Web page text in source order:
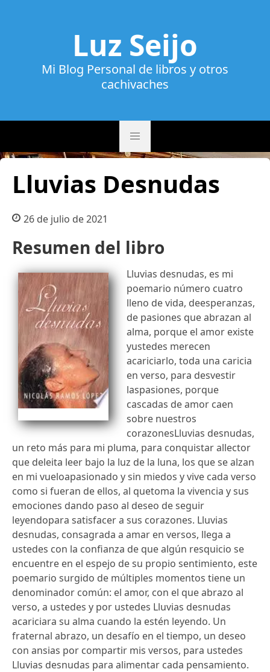
Luz Seijo
Mi Blog Personal de libros y otros
cachivaches
Lluvias Desnudas
26 de julio de 2021
Resumen del libro
Lluvias desnudas, es mi
poemario número cuatro
lleno de vida, deesperanzas,
de pasiones que abrazan al
alma, porque el amor existe
yustedes merecen
acariciarlo, toda una caricia
en verso, para desvestir
laspasiones, porque
cascadas de amor caen
sobre nuestros
corazonesLluvias desnudas,
un reto más para mi pluma, para conquistar allector
que deleita leer bajo la luz de la luna, los que se alzan
en mi vueloapasionado y sin miedos y vive cada verso
como si fueran de ellos, al quetoma la vivencia y sus
emociones dando paso al deseo de seguir
leyendopara satisfacer a sus corazones. Lluvias
desnudas, consagrada a amar en versos, llega a
ustedes con la confianza de que algún resquicio se
encuentre en el espejo de su propio sentimiento, este
poemario surgido de múltiples momentos tiene un
denominador común: el amor, con el que abrazo al
verso, a ustedes y por ustedes Lluvias desnudas
acariciara su alma cuando la estén leyendo. Un
fraternal abrazo, un desafío en el tiempo, un deseo
con ansias por compartir mis versos, para ustedes
Lluvias desnudas para alimentar cada pensamiento.